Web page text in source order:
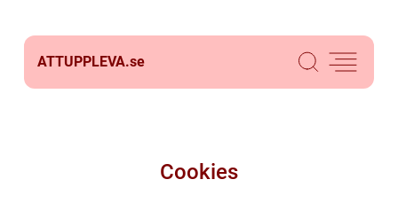
ATTUPPLEVA.se
Cookies